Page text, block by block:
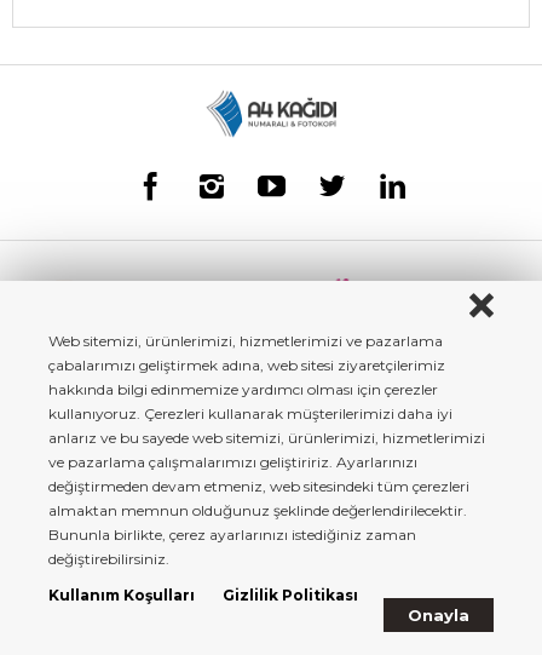
a4kagidi.com - Copyright© 2022 Tüm Hakları Saklıdır.
Onayla
Web sitemizi, ürünlerimizi, hizmetlerimizi ve pazarlama
çabalarımızı geliştirmek adına, web sitesi ziyaretçilerimiz
hakkında bilgi edinmemize yardımcı olması için çerezler
kullanıyoruz. Çerezleri kullanarak müşterilerimizi daha iyi
anlarız ve bu sayede web sitemizi, ürünlerimizi, hizmetlerimizi
ve pazarlama çalışmalarımızı geliştiririz. Ayarlarınızı
değiştirmeden devam etmeniz, web sitesindeki tüm çerezleri
almaktan memnun olduğunuz şeklinde değerlendirilecektir.
Bununla birlikte, çerez ayarlarınızı istediğiniz zaman
değiştirebilirsiniz.
Kullanım Koşulları
Gizlilik Politikası